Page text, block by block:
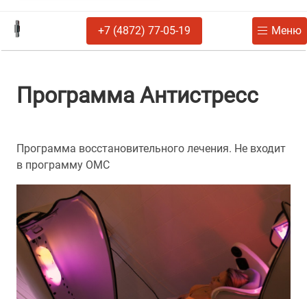
+7 (4872) 77-05-19 Меню
Программа Антистресс
Программа восстановительного лечения. Не входит
в программу ОМС